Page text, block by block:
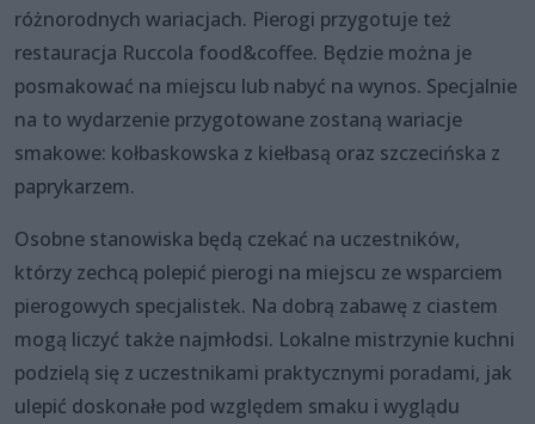
różnorodnych wariacjach. Pierogi przygotuje też
restauracja Ruccola food&coffee. Będzie można je
posmakować na miejscu lub nabyć na wynos. Specjalnie
na to wydarzenie przygotowane zostaną wariacje
smakowe: kołbaskowska z kiełbasą oraz szczecińska z
paprykarzem.
Osobne stanowiska będą czekać na uczestników,
którzy zechcą polepić pierogi na miejscu ze wsparciem
pierogowych specjalistek. Na dobrą zabawę z ciastem
mogą liczyć także najmłodsi. Lokalne mistrzynie kuchni
podzielą się z uczestnikami praktycznymi poradami, jak
ulepić doskonałe pod względem smaku i wyglądu